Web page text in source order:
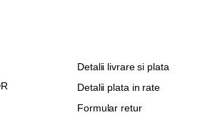
Detalii livrare si plata
Detalii plata in rate
Formular retur